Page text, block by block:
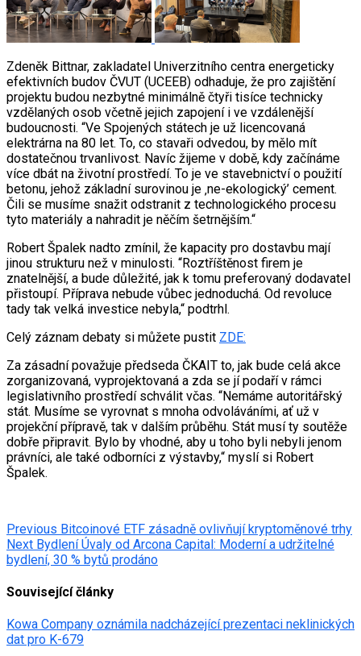
Zdeněk Bittnar, zakladatel Univerzitního centra energeticky
efektivních budov ČVUT (UCEEB) odhaduje, že pro zajištění
projektu budou nezbytné minimálně čtyři tisíce technicky
vzdělaných osob včetně jejich zapojení i ve vzdálenější
budoucnosti. “Ve Spojených státech je už licencovaná
elektrárna na 80 let. To, co stavaři odvedou, by mělo mít
dostatečnou trvanlivost. Navíc žijeme v době, kdy začínáme
více dbát na životní prostředí. To je ve stavebnictví o použití
betonu, jehož základní surovinou je ‚ne-ekologický’ cement.
Čili se musíme snažit odstranit z technologického procesu
tyto materiály a nahradit je něčím šetrnějším.“
Robert Špalek nadto zmínil, že kapacity pro dostavbu mají
jinou strukturu než v minulosti. “Roztříštěnost firem je
znatelnější, a bude důležité, jak k tomu preferovaný dodavatel
přistoupí. Příprava nebude vůbec jednoduchá. Od revoluce
tady tak velká investice nebyla,“ podtrhl.
Celý záznam debaty si můžete pustit ZDE:
Za zásadní považuje předseda ČKAIT to, jak bude celá akce
zorganizovaná, vyprojektovaná a zda se jí podaří v rámci
legislativního prostředí schválit včas. “Nemáme autoritářský
stát. Musíme se vyrovnat s mnoha odvoláváními, ať už v
projekční přípravě, tak v dalším průběhu. Stát musí ty soutěže
dobře připravit. Bylo by vhodné, aby u toho byli nebyli jenom
právníci, ale také odborníci z výstavby,“ myslí si Robert
Špalek.
Post
navigation
Previous Bitcoinové ETF zásadně ovlivňují kryptoměnové trhy
Next Bydlení Úvaly od Arcona Capital: Moderní a udržitelné
bydlení, 30 % bytů prodáno
Související články
Kowa Company oznámila nadcházející prezentaci neklinických
dat pro K-679